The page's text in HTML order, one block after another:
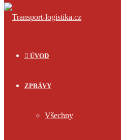
ÚVOD
ZPRÁVY
Všechny